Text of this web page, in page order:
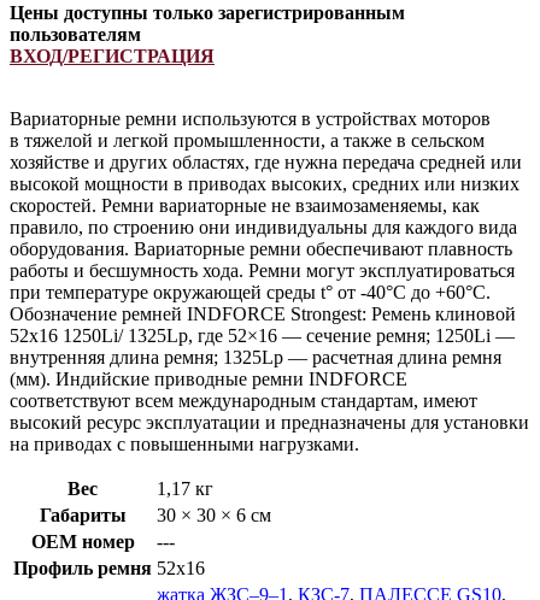
Цены доступны только зарегистрированным
пользователям
ВХОД/РЕГИСТРАЦИЯ
Вариаторные ремни используются в устройствах моторов
в тяжелой и легкой промышленности, а также в сельском
хозяйстве и других областях, где нужна передача средней или
высокой мощности в приводах высоких, средних или низких
скоростей. Ремни вариаторные не взаимозаменяемы, как
правило, по строению они индивидуальны для каждого вида
оборудования. Вариаторные ремни обеспечивают плавность
работы и бесшумность хода. Ремни могут эксплуатироваться
при температуре окружающей среды t° от -40°С до +60°С.
Обозначение ремней INDFORCE Strongest: Ремень клиновой
52х16 1250Li/ 1325Lp, где 52×16 — сечение ремня; 1250Li —
внутренняя длина ремня; 1325Lp — расчетная длина ремня
(мм). Индийские приводные ремни INDFORCE
соответствуют всем международным стандартам, имеют
высокий ресурс эксплуатации и предназначены для установки
на приводах с повышенными нагрузками.
Вес
1,17 кг
Габариты
30 × 30 × 6 см
OEM номер
---
Профиль ремня 52x16
жатка ЖЗС–9–1 , КЗС-7, ПАЛЕССЕ GS10,